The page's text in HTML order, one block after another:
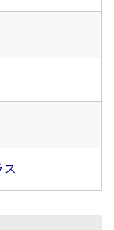
ス